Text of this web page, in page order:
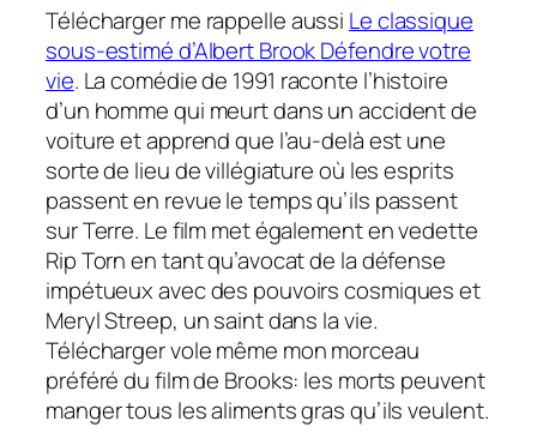
Téléchargerme rappelle aussi Le classique
sous-estimé d’Albert BrookDéfendre votre
vie. La comédie de 1991 raconte l’histoire
d’un homme qui meurt dans un accident de
voiture et apprend que l’au-delà est une
sorte de lieu de villégiature où les esprits
passent en revue le temps qu’ils passent
sur Terre. Le film met également en vedette
Rip Torn en tant qu’avocat de la défense
impétueux avec des pouvoirs cosmiques et
Meryl Streep, un saint dans la vie.
Téléchargervole même mon morceau
préféré du film de Brooks: les morts peuvent
manger tous les aliments gras qu’ils veulent.